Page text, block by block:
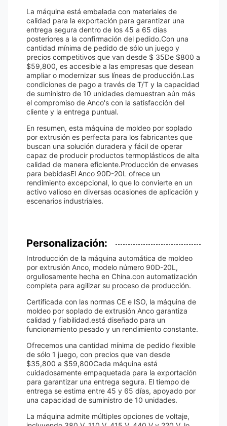
La máquina está embalada con materiales de
calidad para la exportación para garantizar una
entrega segura dentro de los 45 a 65 días
posteriores a la confirmación del pedido.Con una
cantidad mínima de pedido de sólo un juego y
precios competitivos que van desde $ 35De $800 a
$59,800, es accesible a las empresas que desean
ampliar o modernizar sus líneas de producción.Las
condiciones de pago a través de T/T y la capacidad
de suministro de 10 unidades demuestran aún más
el compromiso de Anco's con la satisfacción del
cliente y la entrega puntual.
En resumen, esta máquina de moldeo por soplado
por extrusión es perfecta para los fabricantes que
buscan una solución duradera y fácil de operar
capaz de producir productos termoplásticos de alta
calidad de manera eficiente.Producción de envases
para bebidasEl Anco 90D-20L ofrece un
rendimiento excepcional, lo que lo convierte en un
activo valioso en diversas ocasiones de aplicación y
escenarios industriales.
Personalización:
Introducción de la máquina automática de moldeo
por extrusión Anco, modelo número 90D-20L,
orgullosamente hecha en China.con automatización
completa para agilizar su proceso de producción.
Certificada con las normas CE e ISO, la máquina de
moldeo por soplado de extrusión Anco garantiza
calidad y fiabilidad.está diseñado para un
funcionamiento pesado y un rendimiento constante.
Ofrecemos una cantidad mínima de pedido flexible
de sólo 1 juego, con precios que van desde
$35,800 a $59,800Cada máquina está
cuidadosamente empaquetada para la exportación
para garantizar una entrega segura. El tiempo de
entrega se estima entre 45 y 65 días, apoyado por
una capacidad de suministro de 10 unidades.
La máquina admite múltiples opciones de voltaje,